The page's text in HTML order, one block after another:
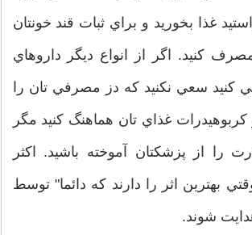
غذا بخوريد و براي ثبات قند خونتان
كنيد. اگر از انواع ديگر داروهاي
كنيد سعي نكنيد كه دز مصرفي تان را
كربوهيدرات غذاي تان هماهنگ كنيد مگر
را از پزشكتان آموخته باشيد. اكثر
بهترين اثر را دارند كه دائما" توسط
شوند.